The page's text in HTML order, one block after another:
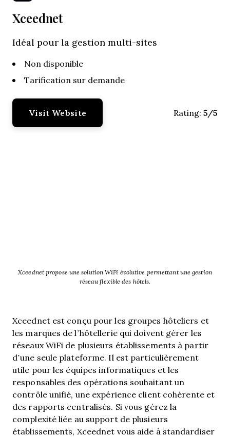
Xceednet
Idéal pour la gestion multi-sites
Non disponible
Tarification sur demande
Visit Website Rating: 5/5
Xceednet propose une solution WiFi évolutive permettant une gestion
réseau flexible des hôtels.
Xceednet est conçu pour les groupes hôteliers et
les marques de l’hôtellerie qui doivent gérer les
réseaux WiFi de plusieurs établissements à partir
d’une seule plateforme. Il est particulièrement
utile pour les équipes informatiques et les
responsables des opérations souhaitant un
contrôle unifié, une expérience client cohérente et
des rapports centralisés. Si vous gérez la
complexité liée au support de plusieurs
établissements, Xceednet vous aide à standardiser